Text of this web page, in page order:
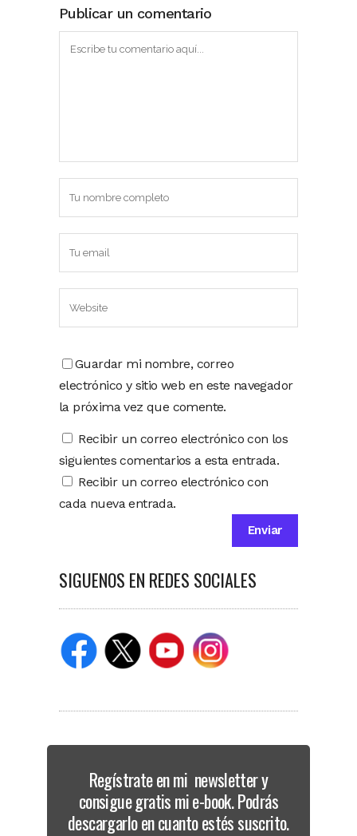
Publicar un comentario
Guardar mi nombre, correo
electrónico y sitio web en este navegador
la próxima vez que comente.
Recibir un correo electrónico con los
siguientes comentarios a esta entrada.
Recibir un correo electrónico con
cada nueva entrada.
SIGUENOS EN REDES SOCIALES
Regístrate en mi newsletter y
consigue gratis mi e-book. Podrás
descargarlo en cuanto estés suscrito.